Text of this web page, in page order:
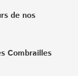
de nos
Combrailles